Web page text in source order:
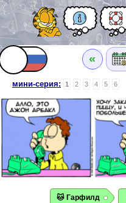
«
мини-серия: 1 2 3 4 5 6
🐱 Гарфилд